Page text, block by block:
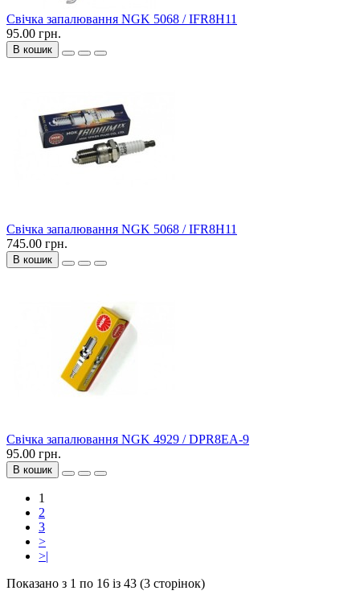
Свічка запалювання NGK 5068 / IFR8H11
95.00 грн.
В кошик
Свічка запалювання NGK 5068 / IFR8H11
745.00 грн.
В кошик
Свічка запалювання NGK 4929 / DPR8EA-9
95.00 грн.
В кошик
1
2
3
>
>|
Показано з 1 по 16 із 43 (3 сторінок)